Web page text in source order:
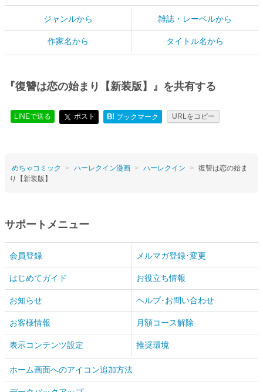
ジャンルから 雑誌・レーベルから
作家名から タイトル名から
『復讐は恋の始まり【新装版】』を共有する
LINEで送る ポスト B! ブックマーク URLをコピー
めちゃコミック ハーレクイン漫画 ハーレクイン
復讐は恋の始ま
り【新装版】
サポートメニュー
会員登録 メルマガ登録･変更
はじめてガイド お役立ち情報
お知らせ ヘルプ･お問い合わせ
お客様情報 月額コース解除
表示コンテンツ設定 推奨環境
ホーム画面へのアイコン追加方法